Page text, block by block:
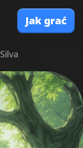
Jak grać
Silva